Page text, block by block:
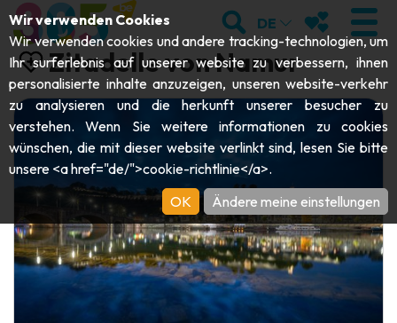
BESUCHEN
Abteien & Religiöse Monumente
Archäologie
Kunst
Handwerk & Know-how
Schlösser, Zitadellen & Belfriede
ENTDECKEN
Garten, Parks & Naturstätten
Aquarien, Tierparks & Zoos
SICH BEWEGEN
Touristen-& Kreuzfahrt-Schiffe
Draisinen & Touristenzüge
VERANSTALTUNGEN
DIE BESTEN AKTIVITÄTEN FÜR
SUCHEN
DE MEINE
Zitadelle von Namur
Wir verwenden Cookies
Wir verwenden cookies und andere tracking-technologien, um
Ihr surferlebnis auf unserer website zu verbessern, ihnen
personalisierte inhalte anzuzeigen, unseren website-verkehr
zu analysieren und die herkunft unserer besucher zu
verstehen. Wenn Sie weitere informationen zu cookies
wünschen, die mit dieser website verlinkt sind, lesen Sie bitte
unsere <a href="de/">cookie-richtlinie</a>.
OK
Ändere meine einstellungen